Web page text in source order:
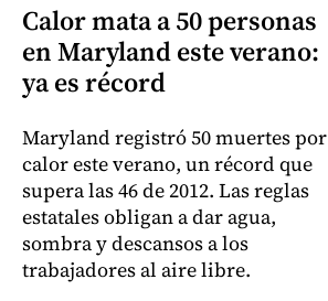
Calor mata a 50 personas
en Maryland este verano:
ya es récord
Maryland registró 50 muertes por
calor este verano, un récord que
supera las 46 de 2012. Las reglas
estatales obligan a dar agua,
sombra y descansos a los
trabajadores al aire libre.